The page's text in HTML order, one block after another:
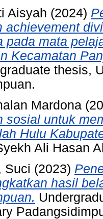
Aisyah (2024)
achievement
pada mata
Kecamatan
thesis,
Mardona
sosial untuk
Hulu
Ali Hasan
Suci (2023)
hasil